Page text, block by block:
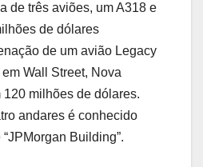
de três aviões, um A318 e
de dólares
de um avião Legacy
Wall Street, Nova
120 milhões de dólares.
andares é conhecido
Building”.